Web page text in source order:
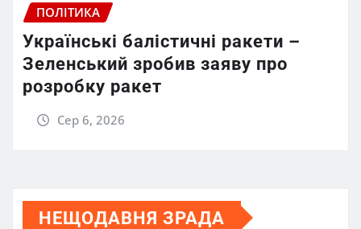
ПОЛІТИКА
Українські балістичні ракети –
Зеленський зробив заяву про
розробку ракет
Сер 6, 2026
НЕЩОДАВНЯ ЗРАДА